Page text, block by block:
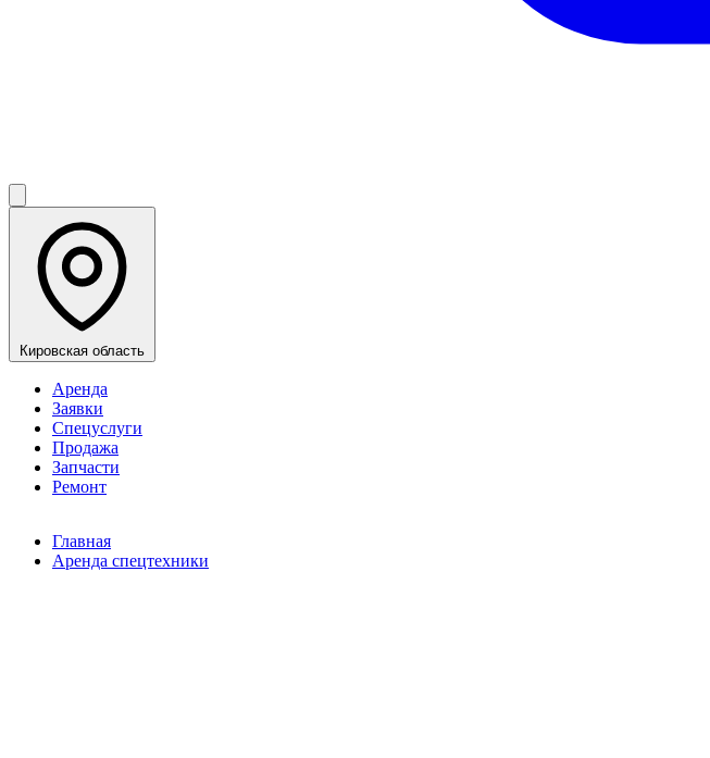
Кировская область
Аренда
Заявки
Спецуслуги
Продажа
Запчасти
Ремонт
Главная
Аренда спецтехники